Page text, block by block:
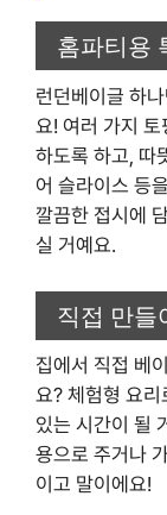
홈파티용
런던베이글 하
요! 여러 가지
하도록 하고, 따
어 슬라이스 등
깔끔한 접시에
실 거예요.
직접 만들
집에서 직접 베
요? 체험형 요리
있는 시간이 될
용으로 주거나
이고 말이에요!